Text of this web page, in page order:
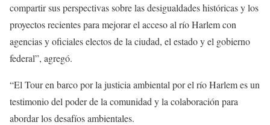
compartir sus perspectivas sobre las desigualdades históricas y los
proyectos recientes para mejorar el acceso al río Harlem con
agencias y oficiales electos de la ciudad, el estado y el gobierno
federal”, agregó.
“El Tour en barco por la justicia ambiental por el río Harlem es un
testimonio del poder de la comunidad y la colaboración para
abordar los desafíos ambientales.